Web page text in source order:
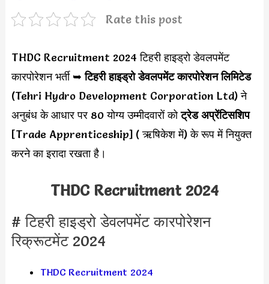
Rate this post
THDC Recruitment 2024 टिहरी हाइड्रो डेवलपमेंट
कारपोरेशन भर्ती ➥टिहरी हाइड्रो डेवलपमेंट कारपोरेशन लिमिटेड
(Tehri Hydro Development Corporation Ltd) ने
अनुबंध के आधार पर 80 योग्य उम्मीदवारों कोट्रेड अप्रेंटिसशिप
[Trade Apprenticeship] ( ऋषिकेश में) के रूप में नियुक्त
करने का इरादा रखता है।
THDC Recruitment 2024
# टिहरी हाइड्रो डेवलपमेंट कारपोरेशन
रिक्रूटमेंट 2024
THDC Recruitment 2024